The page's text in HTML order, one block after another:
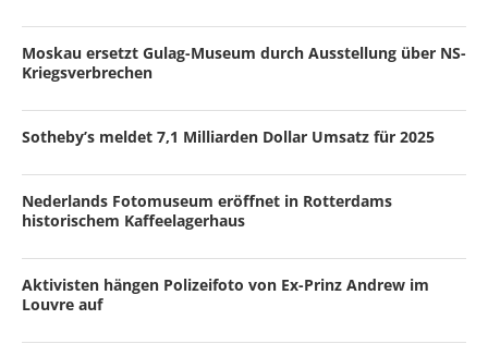
Moskau ersetzt Gulag-Museum durch Ausstellung über NS-
Kriegsverbrechen
Sotheby’s meldet 7,1 Milliarden Dollar Umsatz für 2025
Nederlands Fotomuseum eröffnet in Rotterdams
historischem Kaffeelagerhaus
Aktivisten hängen Polizeifoto von Ex-Prinz Andrew im
Louvre auf